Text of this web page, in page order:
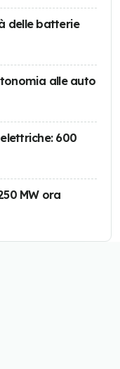
delle batterie
alle auto
600
MW ora